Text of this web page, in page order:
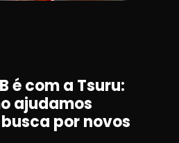
é com a Tsuru:
ajudamos
por novos